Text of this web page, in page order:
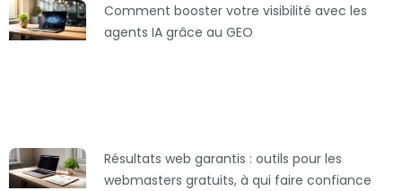
Comment booster votre visibilité avec les
agents IA grâce au GEO
Résultats web garantis : outils pour les
webmasters gratuits, à qui faire confiance